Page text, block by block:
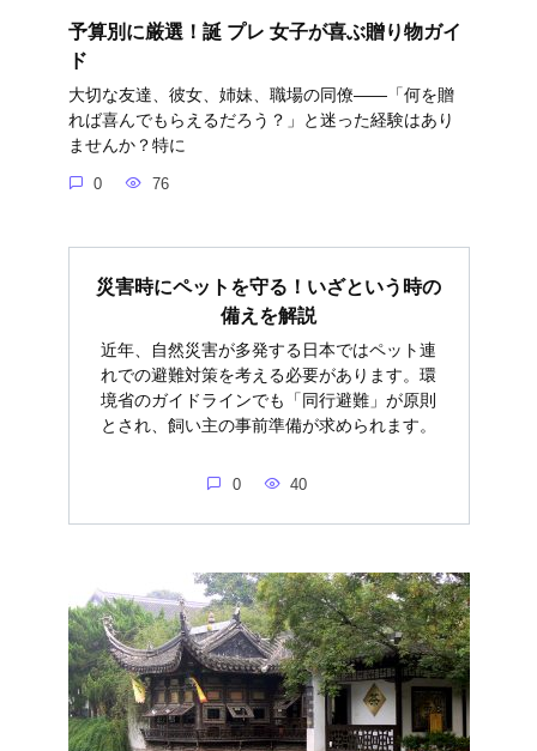
予算別に厳選！誕 プレ 女子が喜ぶ贈り物ガイ
ド
大切な友達、彼女、姉妹、職場の同僚――「何を贈
れば喜んでもらえるだろう？」と迷った経験はあり
ませんか？特に
0 76
災害時にペットを守る！いざという時の
備えを解説
近年、自然災害が多発する日本ではペット連
れでの避難対策を考える必要があります。環
境省のガイドラインでも「同行避難」が原則
とされ、飼い主の事前準備が求められます。
0 40